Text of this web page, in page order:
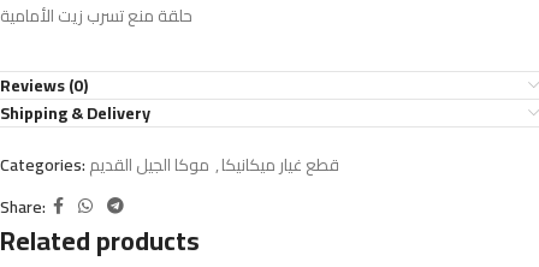
حلقة منع تسرب زيت الأمامية
Reviews (0)
Shipping & Delivery
Categories:
قطع غيار ميكانيكا, موكا الجيل القديم
Share:
Related products